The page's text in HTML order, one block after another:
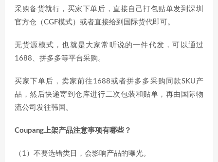
采购备货就行，买家下单后，直接自己打包贴单发到深圳
官方仓（CGF模式）或者直接给到国际货代即可。
无货源模式，也就是大家常听说的一件代发，可以通过
1688、拼多多等平台采购。
买家下单后，卖家前往1688或者拼多多采购同款SKU产
品，然后快递寄到仓库进行二次包装和贴单，再由国际物
流公司发往韩国。
Coupang上架产品注意事项有哪些？
（1）不要选错类目，会影响产品的曝光。